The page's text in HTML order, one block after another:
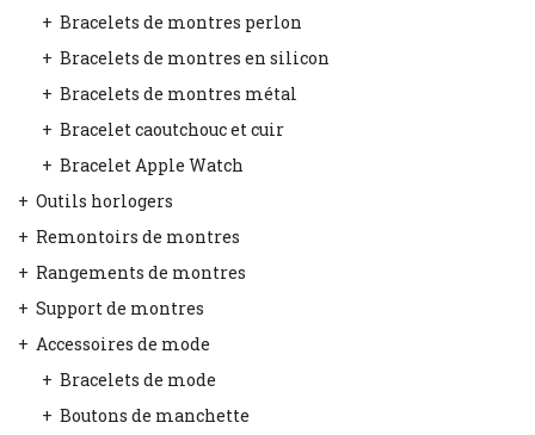
Bracelets de montres perlon
Bracelets de montres en silicon
Bracelets de montres métal
Bracelet caoutchouc et cuir
Bracelet Apple Watch
Outils horlogers
Remontoirs de montres
Rangements de montres
Support de montres
Accessoires de mode
Bracelets de mode
Boutons de manchette